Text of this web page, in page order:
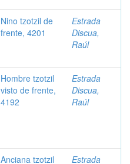
Nino tzotzil de
frente, 4201
Estrada
Discua,
Raúl
Hombre tzotzil
visto de frente,
4192
Estrada
Discua,
Raúl
Anciana tzotzil
Estrada